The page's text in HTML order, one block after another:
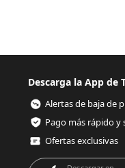
Descarga la App de
Ofertas exclusivas